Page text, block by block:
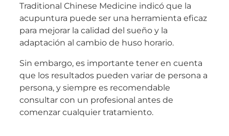
Traditional Chinese Medicine indicó que la
acupuntura puede ser una herramienta eficaz
para mejorar la calidad del sueño y la
adaptación al cambio de huso horario.
Sin embargo, es importante tener en cuenta
que los resultados pueden variar de persona a
persona, y siempre es recomendable
consultar con un profesional antes de
comenzar cualquier tratamiento.